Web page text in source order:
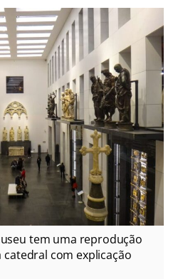
tem uma reprodução
com explicação